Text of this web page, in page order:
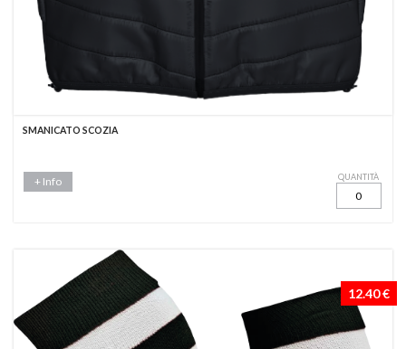
SMANICATO SCOZIA
+ Info QUANTITÀ
12.40 €